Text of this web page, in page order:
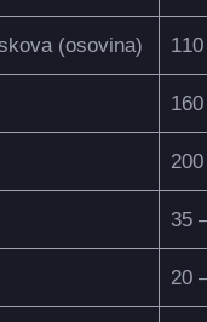
(osovina)
35
20